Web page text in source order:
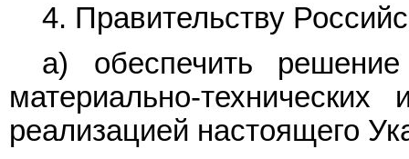
4. Правительству
а) обеспечить
материально-
реализацией настоящего